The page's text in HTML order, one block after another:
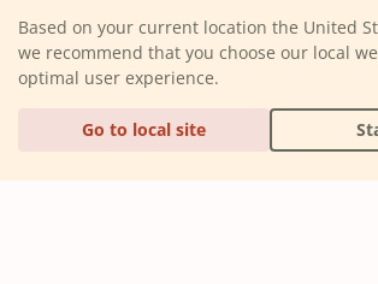
Based on your current location the United
we recommend that you choose our local
optimal user experience.
Go to local site